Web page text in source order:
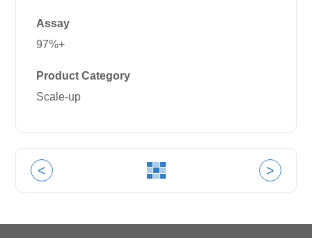
Assay
97%+
Product Category
Scale-up
< >